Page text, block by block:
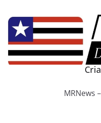
para
conteúdo
MRNews –